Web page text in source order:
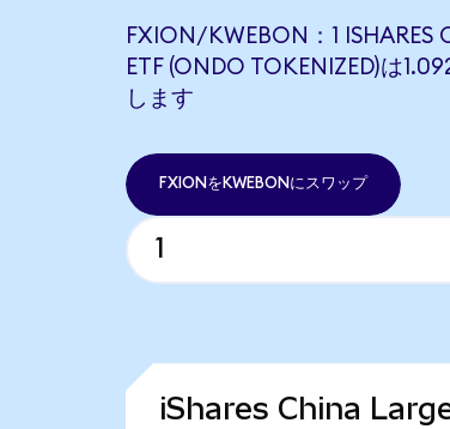
FXION/KWEBON：1 ISHARES
ETF (ONDO TOKENIZED)は
します
FXIONをKWEBONにスワップ
iShares China